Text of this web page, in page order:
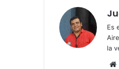
Es
la